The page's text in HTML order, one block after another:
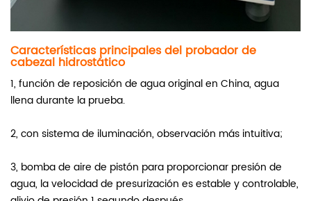
Características principales del probador de
cabezal hidrostático
1, función de reposición de agua original en China, agua
llena durante la prueba.
2, con sistema de iluminación, observación más intuitiva;
3, bomba de aire de pistón para proporcionar presión de
agua, la velocidad de presurización es estable y controlable,